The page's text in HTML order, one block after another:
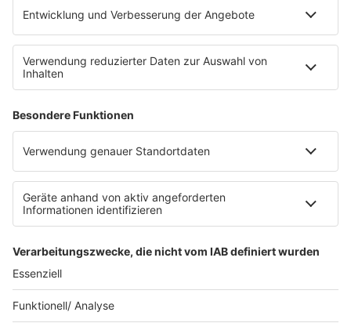
Impressum
Datenschutz Facebook & Instagram
Datenschutzeinstellungen
Clubbedingungen
Werbung schalten
Waffel-Werbepartner
80s80s.de
90s90s.de
Schlagerplanetradio.com
1deutsch.de
WEIHNACHTSMUSIK.FM